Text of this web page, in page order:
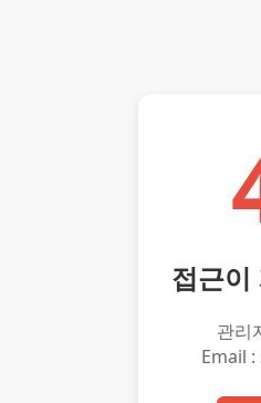
접근이
관리
Email